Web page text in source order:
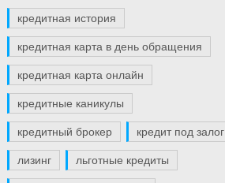
кредитная история
кредитная карта в день обращения
кредитная карта онлайн
кредитные каникулы
кредитный брокер кредит под залог
лизинг льготные кредиты